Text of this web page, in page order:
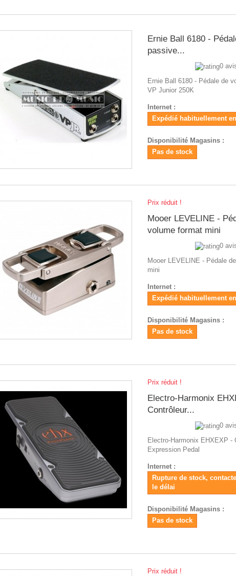
Ernie Ball 6180 -
passive...
0
Ernie Ball 6180 - Pédale de
VP Junior 250K
Internet :
Expédié habituellement
Disponibilité Magasins :
Pas de stock
Prix réduit !
Mooer LEVELINE -
volume format mini
0
Mooer LEVELINE - Pédale
mini
Internet :
Expédié habituellement
Disponibilité Magasins :
Pas de stock
Prix réduit !
Electro-Harmonix
Contrôleur...
0
Electro-Harmonix EHXEXP -
Expression Pedal
Internet :
Rupture de stock,
le délai
Disponibilité Magasins :
Pas de stock
Prix réduit !